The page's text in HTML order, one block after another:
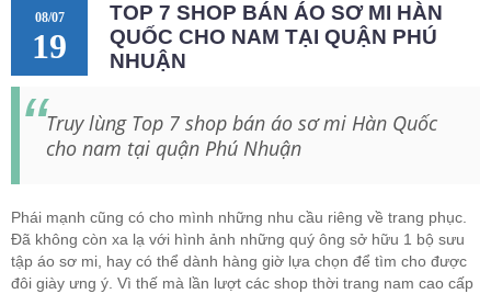
08/07
19
TOP 7 SHOP BÁN ÁO SƠ MI HÀN
QUỐC CHO NAM TẠI QUẬN PHÚ
NHUẬN
Truy lùng Top 7 shop bán áo sơ mi Hàn Quốc
cho nam tại quận Phú Nhuận
Phái mạnh cũng có cho mình những nhu cầu riêng về trang phục.
Đã không còn xa lạ với hình ảnh những quý ông sở hữu 1 bộ sưu
tập áo sơ mi, hay có thể dành hàng giờ lựa chọn để tìm cho được
đôi giày ưng ý. Vì thế mà lần lượt các shop thời trang nam cao cấp